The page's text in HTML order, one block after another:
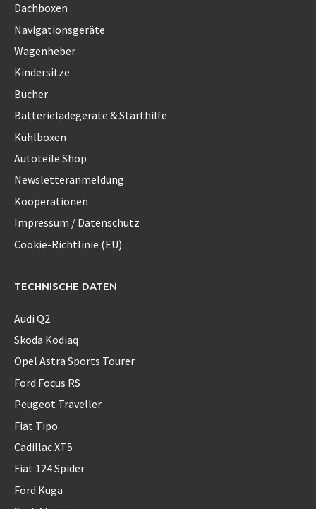
Dachboxen
Navigationsgeräte
Wagenheber
Kindersitze
Bücher
Batterieladegeräte & Starthilfe
Kühlboxen
Autoteile Shop
Newsletteranmeldung
Kooperationen
Impressum / Datenschutz
Cookie-Richtlinie (EU)
TECHNISCHE DATEN
Audi Q2
Skoda Kodiaq
Opel Astra Sports Tourer
Ford Focus RS
Peugeot Traveller
Fiat Tipo
Cadillac XT5
Fiat 124 Spider
Ford Kuga